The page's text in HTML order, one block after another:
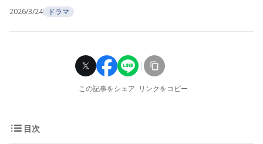
2026/3/24 ドラマ
この記事をシェア リンクをコピー
目次